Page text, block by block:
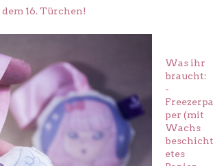
16. Türchen!
Was ihr
braucht:
-
Freezerpa
per (mit
Wachs
beschicht
etes